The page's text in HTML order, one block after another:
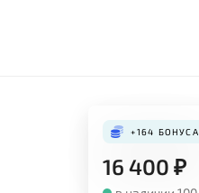
+164 БОНУСА
16 400 ₽